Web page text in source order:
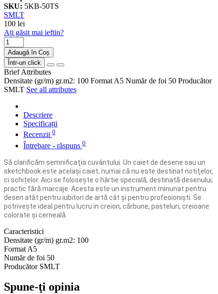
SKU: 5KB-50TS
SMLT
100 lei
Ați găsit mai ieftin?
Adaugă în Coș
Într-un click
Brief Attributes
Densitate (gr/m) gr.m2: 100 Format A5 Număr de foi 50 Producător
SMLT See all attributes
Descriere
Specificații
Recenzii 0
Întrebare - răspuns 0
Să clarificăm semnificaţia cuvântului. Un caiet de desene sau un
sketchbook este același caiet, numai că nu este destinat notiţelor,
ci schițelor. Aici se foloseşte o hârtie specială, destinată desenului,
practic fără marcaje. Acesta este un instrument minunat pentru
desen atât pentru iubitori de artă cât şi pentru profesionişti. Se
potriveşte ideal pentru lucru in creion, cărbune, pasteluri, creioane
colorate și cerneală.
Caracteristici
Densitate (gr/m) gr.m2: 100
Format A5
Număr de foi 50
Producător SMLT
Spune-ţi opinia